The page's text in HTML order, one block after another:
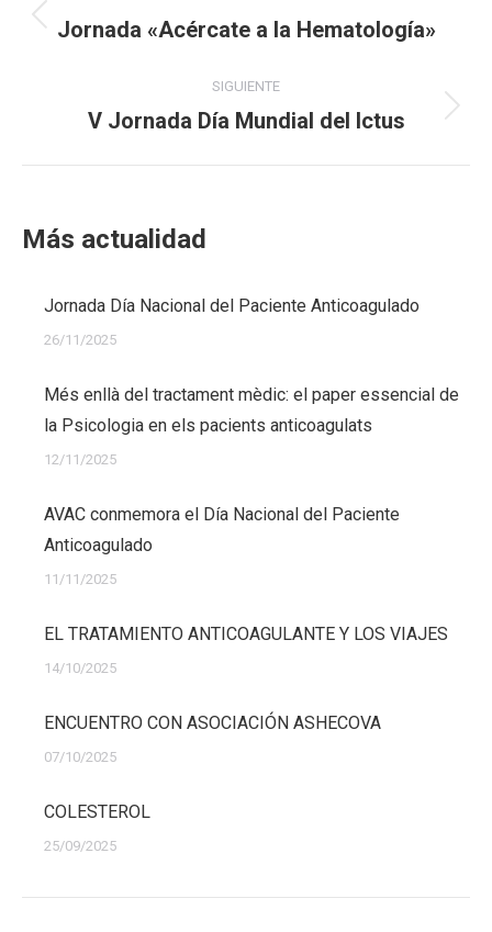
entre
Publicación
Jornada «Acércate a la Hematología»
SIGUIENTE
Publicación
V Jornada Día Mundial del Ictus
Más actualidad
Jornada Día Nacional del Paciente Anticoagulado
26/11/2025
Més enllà del tractament mèdic: el paper essencial de
la Psicologia en els pacients anticoagulats
12/11/2025
AVAC conmemora el Día Nacional del Paciente
Anticoagulado
11/11/2025
EL TRATAMIENTO ANTICOAGULANTE Y LOS VIAJES
14/10/2025
ENCUENTRO CON ASOCIACIÓN ASHECOVA
07/10/2025
COLESTEROL
25/09/2025